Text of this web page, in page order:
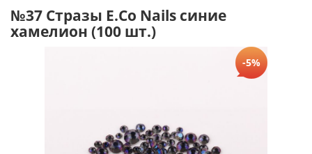
продукция
Пилки
Дизайн ногтей
№37 Стразы E.Co Nails синие
хамелион (100 шт.)
-5%